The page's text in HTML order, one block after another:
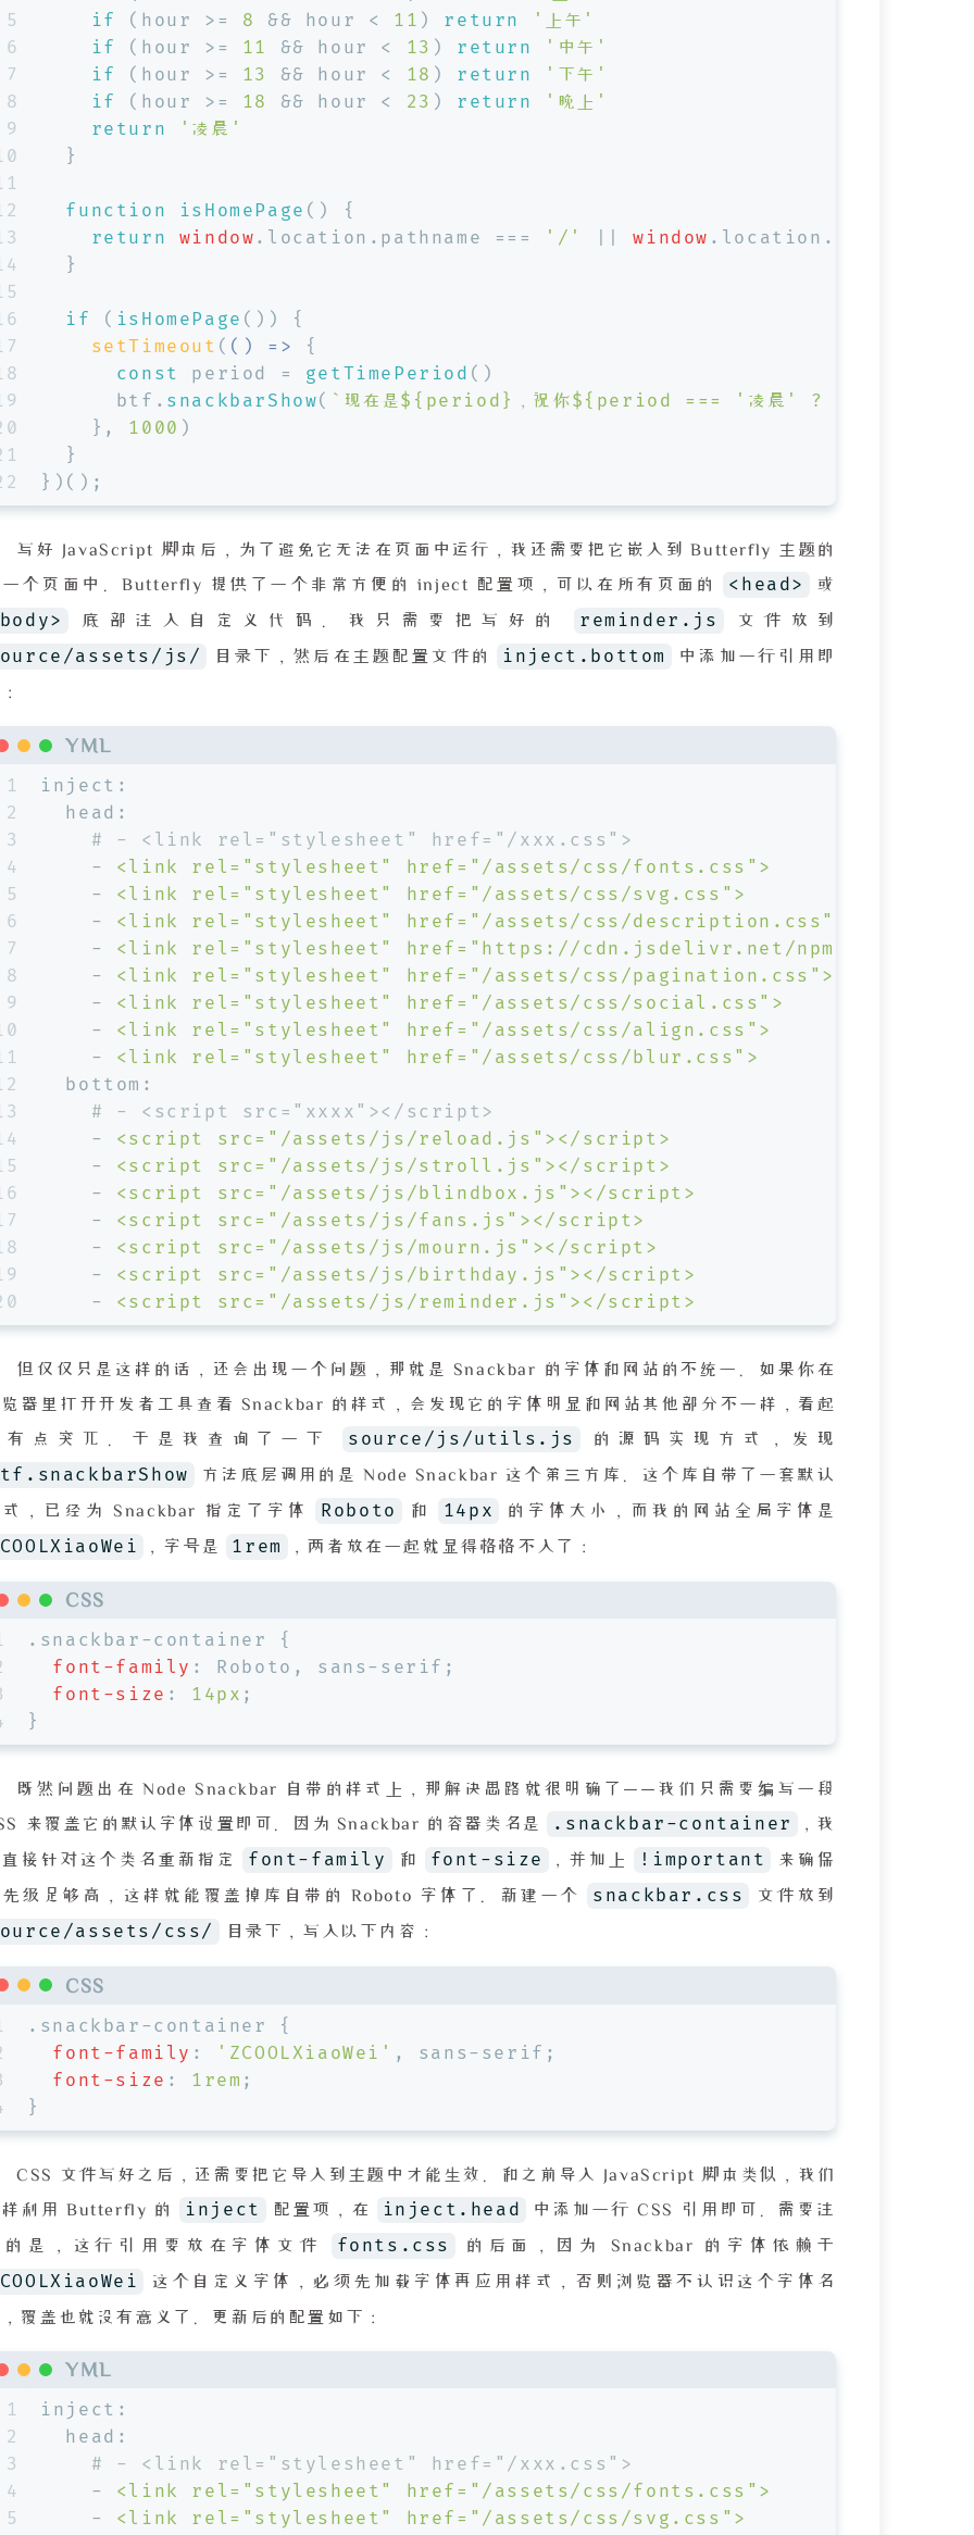
5
6
7
8
9
if
(hour >= 8 && hour < 11 ) return
'上午'
if
(hour >= 11 && hour < 13 ) return
'中午'
if
(hour >= 13 && hour < 18 ) return
'下午'
if
(hour >= 18 && hour < 23 ) return
'晚上'
return
'凌晨'
  }
function isHomePage ( ) {
return
window . location . pathname === '/' || window . location .
  }
if ( isHomePage ()) {
setTimeout ( () =>
{
const
period = getTimePeriod ()
      btf.
snackbarShow( `现在是${period} ，祝你${period === '凌晨' ?
    },
1000 )
  }
})();
写好 JavaScript 脚本后，为了避免它无法在页面中运行，我还需要把它嵌入到 Butterfly 主题的
个页面中。Butterfly 提供了一个非常方便的 inject 配置项，可以在所有页面的
<head> 或
底部注入自定义代码。我只需要把写好的 reminder.js 文件放到
assets/js/ 目录下，然后在主题配置文件的 inject.bottom 中添加一行引用即
YML
1
2
3
4
5
6
7
8
9
inject:
head:
# - <link rel="stylesheet" href="/xxx.css">
-
<link rel="stylesheet"
href="/assets/css/fonts.css">
-
<link rel="stylesheet"
href="/assets/css/svg.css">
-
<link rel="stylesheet"
href="/assets/css/description.css">
-
<link rel="stylesheet"
href="https://cdn.jsdelivr.net/npm/
-
<link rel="stylesheet"
href="/assets/css/pagination.css">
-
<link rel="stylesheet"
href="/assets/css/social.css">
-
<link rel="stylesheet"
href="/assets/css/align.css">
-
<link rel="stylesheet"
href="/assets/css/blur.css">
bottom:
# - <script src="xxxx"></script>
-
<script
src="/assets/js/reload.js"></script>
-
<script
src="/assets/js/stroll.js"></script>
-
<script
src="/assets/js/blindbox.js"></script>
-
<script
src="/assets/js/fans.js"></script>
-
<script
src="/assets/js/mourn.js"></script>
-
<script
src="/assets/js/birthday.js"></script>
-
<script src="/assets/js/reminder.js"></script>
但仅仅只是这样的话，还会出现一个问题，那就是 Snackbar 的字体和网站的不统一。如果你在
器里打开开发者工具查看 Snackbar 的样式，会发现它的字体明显和网站其他部分不一样，看起
有点突兀。于是我查询了一下
source/js/utils.js 的源码实现方式，发现
方法底层调用的是 Node Snackbar 这个第三方库。这个库自带了一套默认
，已经为 Snackbar 指定了字体 Roboto 和 14px 的字体大小，而我的网站全局字体是
，字号是 1rem ，两者放在一起就显得格格不入了：
CSS
.snackbar-container
{
font-family : Roboto, sans-serif;
font-size : 14px ;
}
既然问题出在 Node Snackbar 自带的样式上，那解决思路就很明确了——我们只需要编写一段
来覆盖它的默认字体设置即可。因为 Snackbar 的容器类名是
.snackbar-container ，我
接针对这个类名重新指定 font-family 和 font-size ，并加上 !important 来确保
级足够高，这样就能覆盖掉库自带的 Roboto 字体了。新建一个 snackbar.css 文件放到
assets/css/ 目录下，写入以下内容：
CSS
.snackbar-container
{
font-family : 'ZCOOLXiaoWei' , sans-serif;
font-size : 1rem ;
}
CSS 文件写好之后，还需要把它导入到主题中才能生效。和之前导入 JavaScript 脚本类似，我们
利用 Butterfly 的
inject 配置项，在 inject.head 中添加一行 CSS 引用即可。需要注
的是，这行引用要放在字体文件 fonts.css 的后面，因为 Snackbar 的字体依赖于
这个自定义字体，必须先加载字体再应用样式，否则浏览器不认识这个字体名
覆盖也就没有意义了。更新后的配置如下：
YML
1
2
3
4
5
inject:
head:
# - <link rel="stylesheet" href="/xxx.css">
-
<link rel="stylesheet"
href="/assets/css/fonts.css">
-
<link rel="stylesheet"
href="/assets/css/svg.css">